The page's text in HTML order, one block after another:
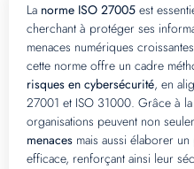
La norme ISO 27005 est
cherchant à protéger ses
menaces numériques
cette norme offre un cadre
risques en cybersécurité, en
27001 et ISO 31000. Grâce à la
organisations peuvent non
menaces mais aussi élaborer
efficace, renforçant ainsi leur